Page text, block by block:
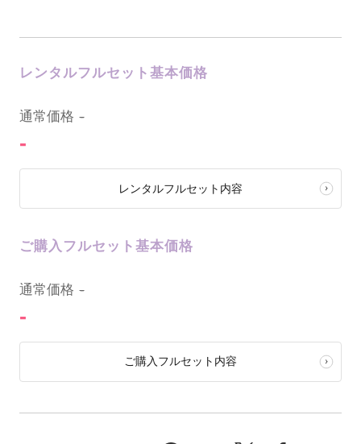
レンタルフルセット基本価格
通常価格 -
-
レンタルフルセット内容
ご購入フルセット基本価格
通常価格 -
-
ご購入フルセット内容